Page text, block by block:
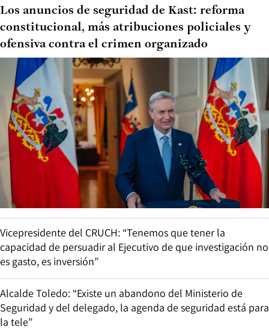
Los anuncios de seguridad de Kast: reforma
constitucional, más atribuciones policiales y
ofensiva contra el crimen organizado
Vicepresidente del CRUCH: “Tenemos que tener la
capacidad de persuadir al Ejecutivo de que investigación no
es gasto, es inversión”
Alcalde Toledo: “Existe un abandono del Ministerio de
Seguridad y del delegado, la agenda de seguridad está para
la tele”